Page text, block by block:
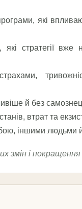
які
які стратегії
й без
втрат та
іншими
змін і